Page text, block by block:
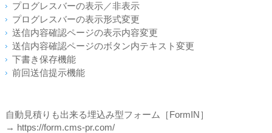
プログレスバーの表示／非表示
プログレスバーの表示形式変更
送信内容確認ページの表示内容変更
送信内容確認ページのボタン内テキスト変更
下書き保存機能
前回送信提示機能
自動見積りも出来る埋込み型フォーム［FormIN］
→ https://form.cms-pr.com/